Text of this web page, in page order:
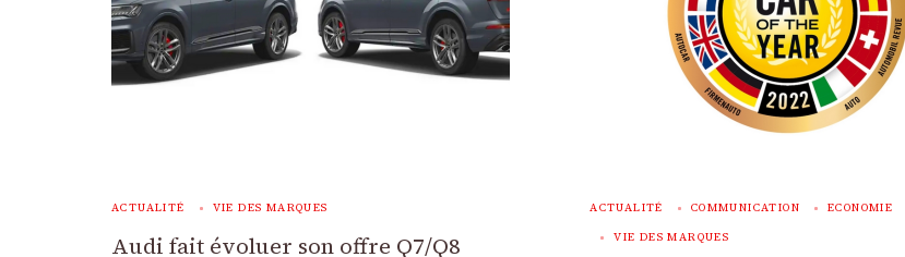
ACTUALITÉ VIE DES MARQUES
Audi fait évoluer son offre Q7/Q8
ACTUALITÉ COMMUNICATION ECONOMIE
VIE DES MARQUES